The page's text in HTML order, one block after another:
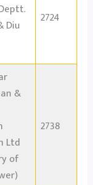
Diu
2724
&
Ltd
of
2738